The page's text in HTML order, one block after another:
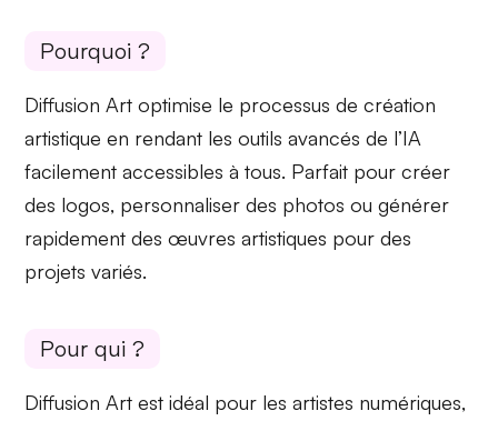
Pourquoi ?
Diffusion Art optimise le processus de création
artistique en rendant les outils avancés de l’IA
facilement accessibles à tous. Parfait pour créer
des logos, personnaliser des photos ou générer
rapidement des œuvres artistiques pour des
projets variés.
Pour qui ?
Diffusion Art est idéal pour lesartistes numériques,